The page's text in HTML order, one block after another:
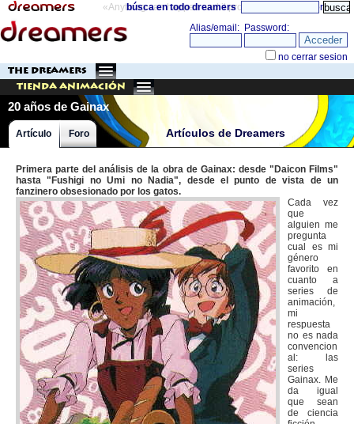
«Anything can happen and it probably will» directorio
búsca en todo dreamers
THE DREAMERS
Tienda Animación
20 años de Gainax
Artículos de Dreamers
Artículo Foro
Primera parte del análisis de la obra de Gainax: desde "Daicon Films"
hasta "Fushigi no Umi no Nadia", desde el punto de vista de un
fanzinero obsesionado por los gatos.
Cada vez
que
alguien me
pregunta
cual es mi
género
favorito en
cuanto a
series de
animación,
mi
respuesta
no es nada
convencion
al: las
series
Gainax. Me
da igual
que sean
de ciencia